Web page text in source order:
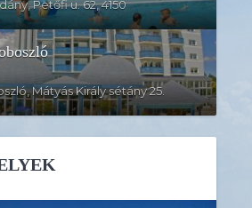
Petőfi u. 62, 4150
Mátyás Király sétány 25.